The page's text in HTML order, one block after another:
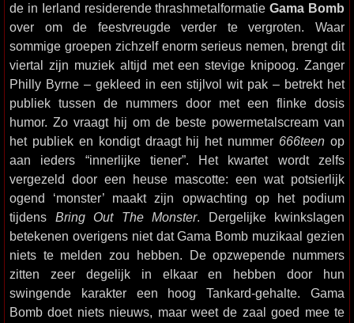
de in Ierland residerende thrashmetalformatieGama Bomb
over om de feestvreugde verder te vergroten. Waar
sommige groepen zichzelf enorm serieus nemen, brengt dit
viertal zijn muziek altijd met een stevige knipoog. Zanger
Philly Byrne – gekleed in een stijlvol wit pak – betrekt het
publiek tussen de nummers door met een flinke dosis
humor. Zo vraagt hij om de beste powermetalscream van
het publiek en kondigt draagt hij het nummer 666teen op
aan ieders “innerlijke tiener”. Het kwartet wordt zelfs
vergezeld door een heuse mascotte: een wat potsierlijk
ogend ‘monster’ maakt zijn opwachting op het podium
tijdens Bring Out The Monster. Dergelijke kwinkslagen
betekenen overigens niet dat Gama Bomb muzikaal gezien
niets te melden zou hebben. De opzwepende nummers
zitten zeer degelijk in elkaar en hebben door hun
swingende karakter een hoog Tankard-gehalte. Gama
Bomb doet niets nieuws, maar weet de zaal goed mee te